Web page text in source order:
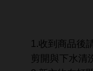
1.收到商品後
剪開與下水清